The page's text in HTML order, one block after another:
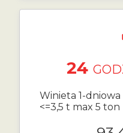
24
Winieta 1-
<=3,5 t max 5 ton